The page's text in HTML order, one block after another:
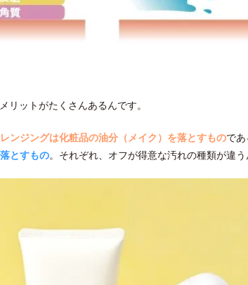
ットがたくさんあるんです。
ンジングは化粧品の油分（メイク）を落とすもので
とすもの。それぞれ、オフが得意な汚れの種類が違う